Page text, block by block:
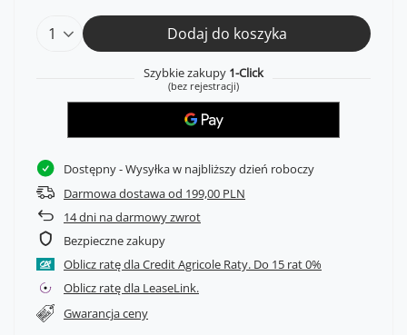
Dodaj do koszyka
Szybkie zakupy 1-Click
(bez rejestracji)
Dostępny- Wysyłka w najbliższy dzień roboczy
Darmowa dostawa od 199,00 PLN
14dni na darmowy zwrot
Bezpieczne zakupy
Oblicz ratę dla Credit Agricole Raty.
Oblicz ratę dla LeaseLink.
Gwarancja ceny